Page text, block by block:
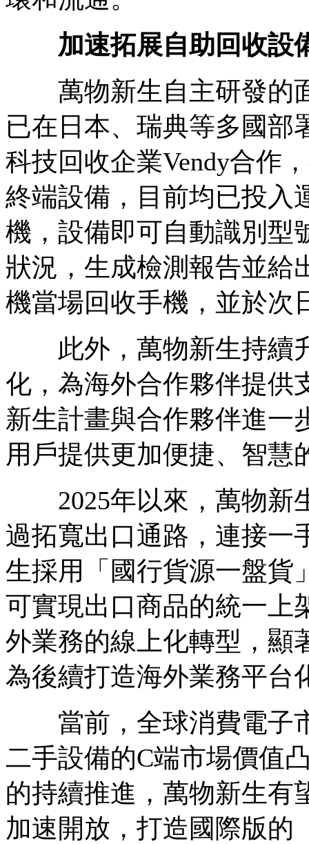
加速拓展自助回收設
萬物新生自主研發的
已在日本、瑞典等多國部
科技回收企業Vendy合作
終端設備，目前均已投入
機，設備即可自動識別型
狀況，生成檢測報告並給
機當場回收手機，並於次
此外，萬物新生持續
化，為海外合作夥伴提供
新生計畫與合作夥伴進一
用戶提供更加便捷、智慧
2025年以來，萬物新
過拓寬出口通路，連接一
生採用「國行貨源一盤貨
可實現出口商品的統一上
外業務的線上化轉型，顯
為後續打造海外業務平台
當前，全球消費電子
二手設備的C端市場價值
的持續推進，萬物新生有
加速開放，打造國際版的